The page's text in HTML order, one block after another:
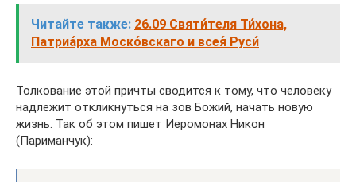
Читайте также: 26.09 Святи́теля Ти́хона,
Патриа́рха Моско́вскаго и всея́ Руси́
Толкование этой причты сводится к тому, что человеку
надлежит откликнуться на зов Божий, начать новую
жизнь. Так об этом пишет Иеромонах Никон
(Париманчук):